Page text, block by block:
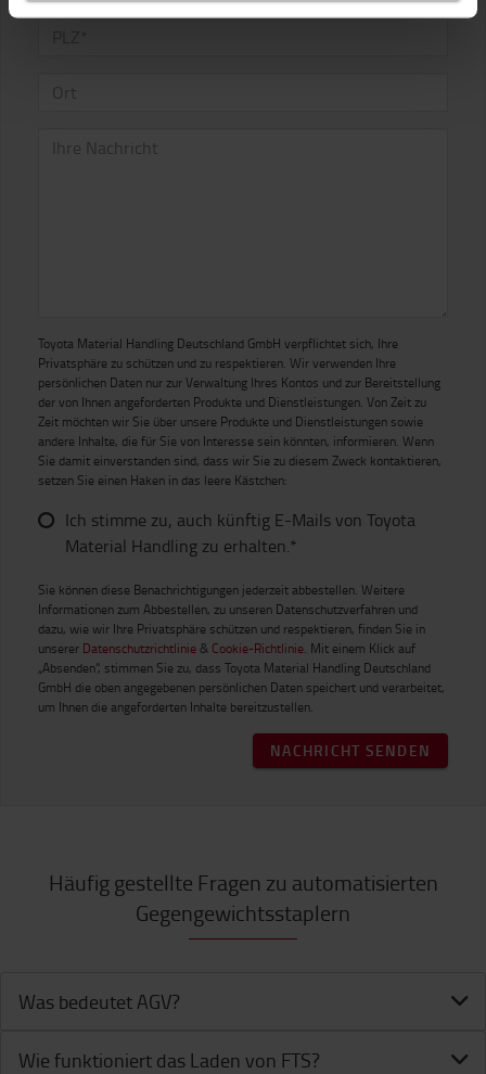
Toyota Material Handling Deutschland GmbH verpflichtet sich, Ihre
Privatsphäre zu schützen und zu respektieren. Wir verwenden Ihre
persönlichen Daten nur zur Verwaltung Ihres Kontos und zur Bereitstellung
der von Ihnen angeforderten Produkte und Dienstleistungen. Von Zeit zu
Zeit möchten wir Sie über unsere Produkte und Dienstleistungen sowie
andere Inhalte, die für Sie von Interesse sein könnten, informieren. Wenn
Sie damit einverstanden sind, dass wir Sie zu diesem Zweck kontaktieren,
setzen Sie einen Haken in das leere Kästchen:
Ich stimme zu, auch künftig E-Mails von Toyota
Material Handling zu erhalten.*
Sie können diese Benachrichtigungen jederzeit abbestellen. Weitere
Informationen zum Abbestellen, zu unseren Datenschutzverfahren und
dazu, wie wir Ihre Privatsphäre schützen und respektieren, finden Sie in
unserer Datenschutzrichtlinie & Cookie-Richtlinie. Mit einem Klick auf
„Absenden“, stimmen Sie zu, dass Toyota Material Handling Deutschland
GmbH die oben angegebenen persönlichen Daten speichert und verarbeitet,
um Ihnen die angeforderten Inhalte bereitzustellen.
NACHRICHT SENDEN
Häufig gestellte Fragen zu automatisierten
Gegengewichtsstaplern
Was bedeutet AGV?
Wie funktioniert das Laden von FTS?